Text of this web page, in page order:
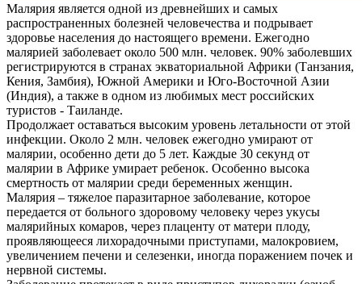
Малярия является одной из древнейших и самых
распространенных болезней человечества и подрывает
здоровье населения до настоящего времени. Ежегодно
малярией заболевает около 500 млн. человек. 90% заболевших
регистрируются в странах экваториальной Африки (Танзания,
Кения, Замбия), Южной Америки и Юго-Восточной Азии
(Индия), а также в одном из любимых мест российских
туристов - Таиланде.
Продолжает оставаться высоким уровень летальности от этой
инфекции. Около 2 млн. человек ежегодно умирают от
малярии, особенно дети до 5 лет. Каждые 30 секунд от
малярии в Африке умирает ребенок. Особенно высока
смертность от малярии среди беременных женщин.
Малярия – тяжелое паразитарное заболевание, которое
передается от больного здоровому человеку через укусы
малярийных комаров, через плаценту от матери плоду,
проявляющееся лихорадочными приступами, малокровием,
увеличением печени и селезенки, иногда поражением почек и
нервной системы.